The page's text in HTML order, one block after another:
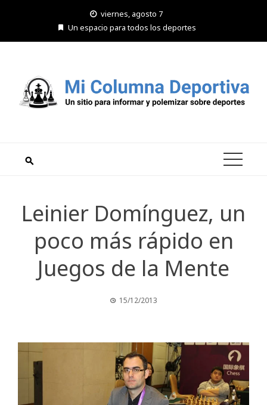
viernes, agosto 7
Un espacio para todos los deportes
Leinier Domínguez, un
poco más rápido en
Juegos de la Mente
15/12/2013